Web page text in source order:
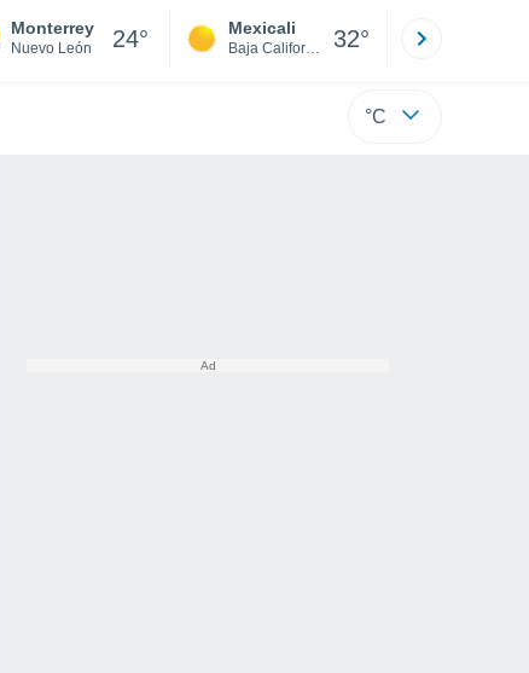
Monterrey
Nuevo León 24° Mexicali
Baja California 32°
°C